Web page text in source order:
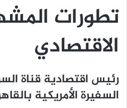
تطورات
الاقتصادي
رئيس اقتصادية قناة
السفيرة الأمريكية